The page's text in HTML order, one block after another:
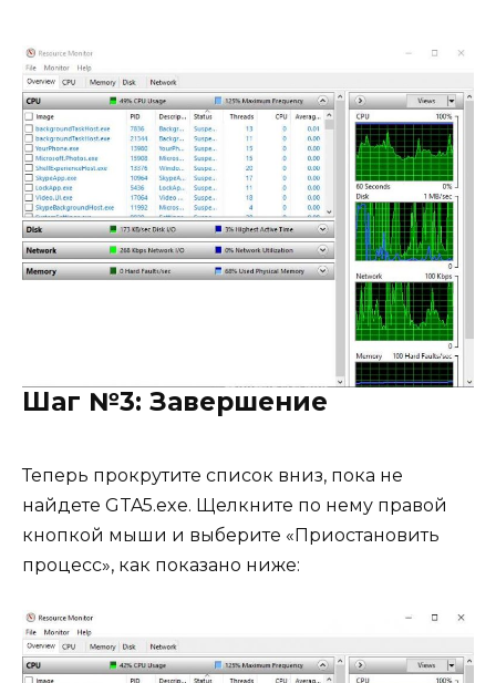
Шаг №3: Завершение
Теперь прокрутите список вниз, пока не
найдете GTA5.exe. Щелкните по нему правой
кнопкой мыши и выберите «Приостановить
процесс», как показано ниже: